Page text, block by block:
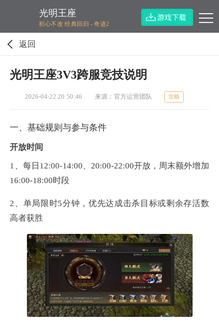
光明王座
初心不改 经典回归 - 奇迹2
返回
光明王座3V3跨服竞技说明
2026-04-22 20:50:46 来源：官方运营团队 攻略
一、基础规则与参与条件
开放时间
1、 每日12:00-14:00、20:00-22:00开放，周末额外增加
16:00-18:00时段‌
2、 单局限时5分钟，优先达成击杀目标或剩余存活数
高者获胜